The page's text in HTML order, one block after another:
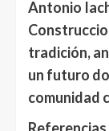
Antonio
tradición,
un futuro
comunidad